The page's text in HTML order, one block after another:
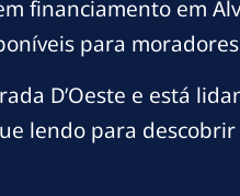
financiamento em
para
D’Oeste e está
lendo para descobrir